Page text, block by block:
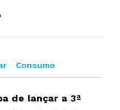
Consumo
de lançar a 3ª